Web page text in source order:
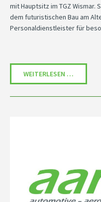
mit Hauptsitz im TGZ Wismar.
dem futuristischen Bau am
Personaldienstleister für
WEITERLESEN …